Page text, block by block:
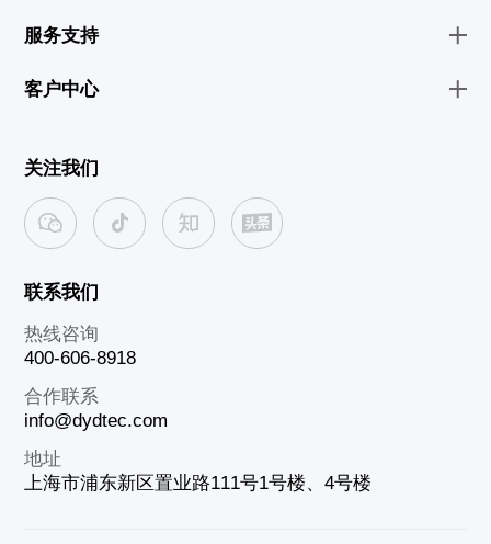
服务支持
客户中心
关注我们
联系我们
热线咨询
400-606-8918
合作联系
info@dydtec.com
地址
上海市浦东新区置业路111号1号楼、4号楼